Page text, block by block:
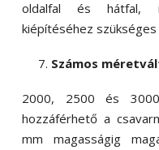
oldalfal és hátfal,
kiépítéséhez
Számos
2000, 2500 és
hozzáférhető a
mm magasságig